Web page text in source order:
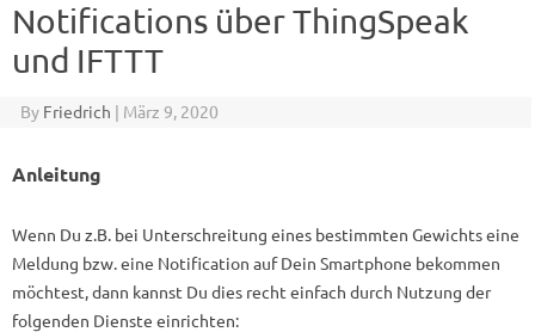
Notifications über ThingSpeak
und IFTTT
By Friedrich | März 9, 2020
Anleitung
Wenn Du z.B. bei Unterschreitung eines bestimmten Gewichts eine
Meldung bzw. eine Notification auf Dein Smartphone bekommen
möchtest, dann kannst Du dies recht einfach durch Nutzung der
folgenden Dienste einrichten: